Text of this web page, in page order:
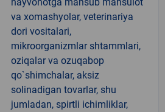
va xomashyolar, veterinariya
dori vositalari,
mikroorganizmlar shtammlari,
oziqalar va ozuqabop
qo`shimchalar, aksiz
solinadigan tovarlar, shu
jumladan, spirtli ichimliklar,